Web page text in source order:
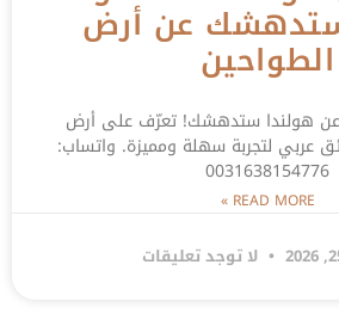
عن أرض
الطواحين
عن هولندا ستدهشك! تعرّف على أرض
عربي لتجربة سهلة ومميزة. واتساب:
0031638154776
READ MORE »
لا توجد تعليقات